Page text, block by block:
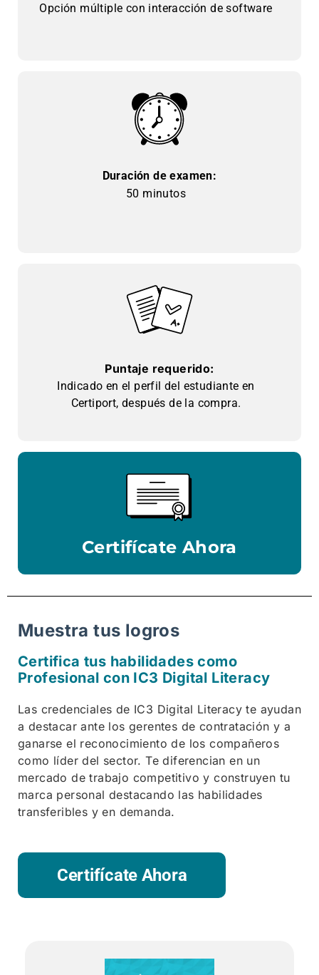
Opción múltiple con interacción de software
Duración de examen:
50 minutos
Puntaje requerido:
Indicado en el perfil del estudiante en
Certiport, después de la compra.
Certifícate Ahora
Muestra tus logros
Certifica tus habilidades como
Profesional con IC3 Digital Literacy
Las credenciales de IC3 Digital Literacy te ayudan
a destacar ante los gerentes de contratación y a
ganarse el reconocimiento de los compañeros
como líder del sector. Te diferencian en un
mercado de trabajo competitivo y construyen tu
marca personal destacando las habilidades
transferibles y en demanda.
Certifícate Ahora